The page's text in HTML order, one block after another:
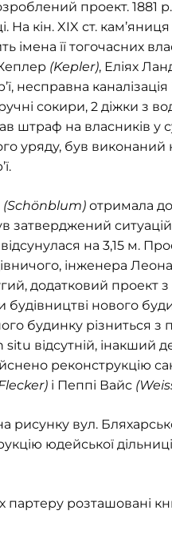
проект. 1881
кін. XIX ст. кам’яниця
її тогочасних
(Kepler), Еліях
несправна каналізація
сокири, 2 діжки з
штраф на власників у
уряду, був виконаний
(Schönblum) отримала
затверджений
на 3,15 м.
інженера
додатковий проект
нового
будинку різниться з
відсутній, інакший
реконструкцію
і Пеппі Вайс
вул.
юдейської
партеру розташовані